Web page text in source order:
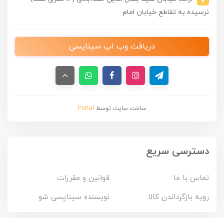
نرسیده به تقاطع خیابان امام
دریافت وب اپ سیناپسی
ساخت سایت توسط Portal
دسترسی سریع
تماس با ما
قوانین و مقررات
رویه بازگرداندن کالا
نویسنده سیناپسی شو